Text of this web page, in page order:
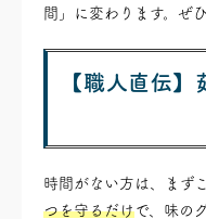
間」に変わります。ぜ
【職人直伝
時間がない方は、まず
つを守るだけで、味の